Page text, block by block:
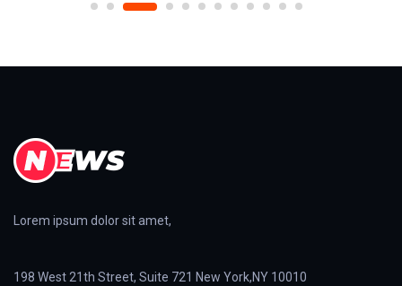
Lorem ipsum dolor sit amet,
198 West 21th Street, Suite 721 New York,NY 10010